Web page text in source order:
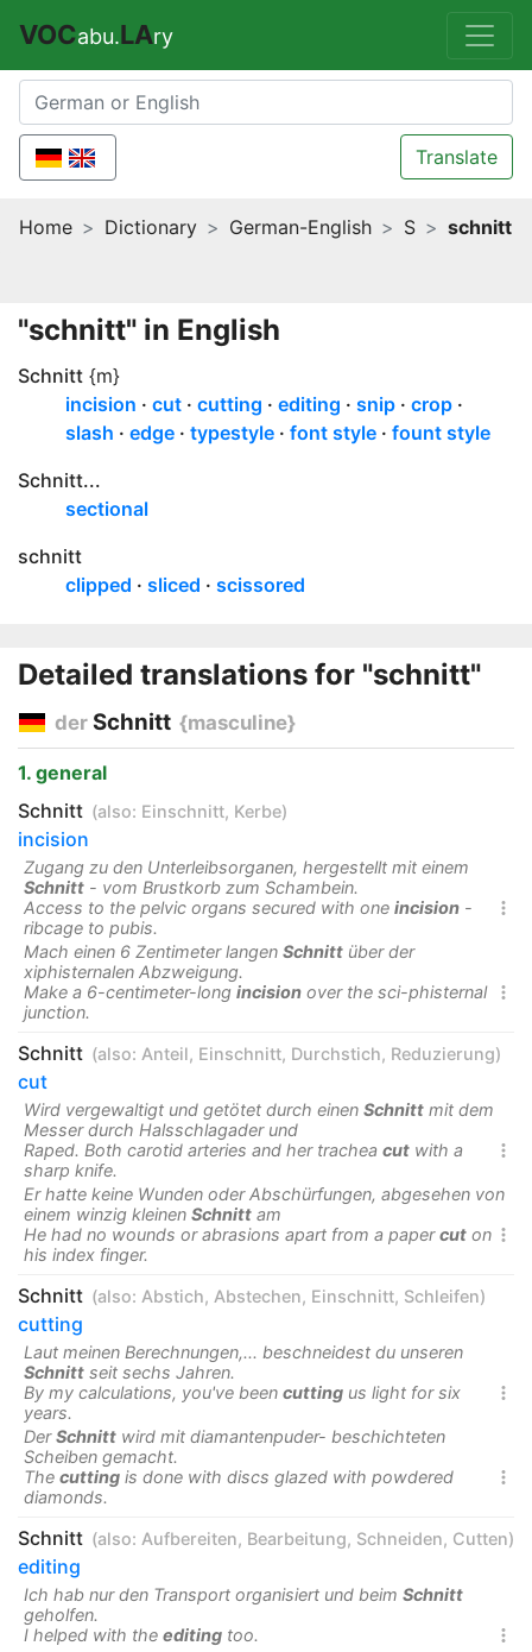
VOCabu.LAry
Translate
Home Dictionary German-English S schnitt
"schnitt" in English
Schnitt {m}
incision
cut cutting editing snip
crop
slash
edge typestyle font style
fount style
Schnitt...
sectional
schnitt
clipped
sliced scissored
Detailed translations for "schnitt"
der Schnitt {masculine}
1. general
Schnitt (also: Einschnitt, Kerbe)
incision
Zugang zu den Unterleibsorganen, hergestellt mit einem
Schnitt - vom Brustkorb zum Schambein.

Access to the pelvic organs secured with one incision -
ribcage to pubis.
Mach einen 6 Zentimeter langen Schnitt über der
xiphisternalen Abzweigung.

Make a 6-centimeter-long incision over the sci-phisternal
junction.
Schnitt (also: Anteil, Einschnitt, Durchstich, Reduzierung)
cut
Wird vergewaltigt und getötet durch einen Schnitt mit dem
Messer durch Halsschlagader und

Raped. Both carotid arteries and her trachea cut with a
sharp knife.
Er hatte keine Wunden oder Abschürfungen, abgesehen von
einem winzig kleinen Schnitt am

He had no wounds or abrasions apart from a papercut on
his index finger.
Schnitt (also: Abstich, Abstechen, Einschnitt, Schleifen)
cutting
Laut meinen Berechnungen,... beschneidest du unseren
Schnitt seit sechs Jahren.

By my calculations, you've been cutting us light for six
years.
DerSchnitt wird mit diamantenpuder- beschichteten
Scheiben gemacht.

The cutting is done with discs glazed with powdered
diamonds.
Schnitt (also: Aufbereiten, Bearbeitung, Schneiden, Cutten)
editing
Ich hab nur den Transport organisiert und beim Schnitt
geholfen.

I helped with the editing too.